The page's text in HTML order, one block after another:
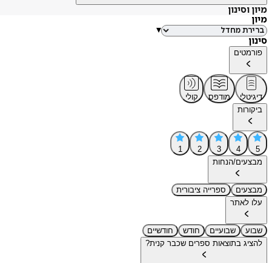
מיון וסינון
מיון
▾
סינון
פורמטים
דיגיטלי מודפס
קולי
ביקורות
5
4
3
2
1
מבצעים/הנחות
מבצעים
ספרייה ציבורית
עלו לאתר
שבוע שבועיים חודש
חודשיים
להציג בתוצאות ספרים שכבר קנית?